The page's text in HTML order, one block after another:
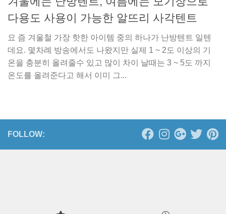
다용도 사용이 가능한 알뜨리 사각텐트
요 즘 겨울철 가장 핫한 아이템 중의 하나가 난방텐트 일텐
데요. 몇차례 방송에서도 나왔지만 실제 1 ~ 2도 이상의 기
온을 충분히 올려줄수 있고 많이 차이 날때는 3 ~ 5도 까지
온도를 올려준다고 해서 이미 그...
FOLLOW: